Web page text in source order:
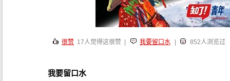
很赞 17人觉得这很赞 | 我要留口水 852人浏览过
我要留口水